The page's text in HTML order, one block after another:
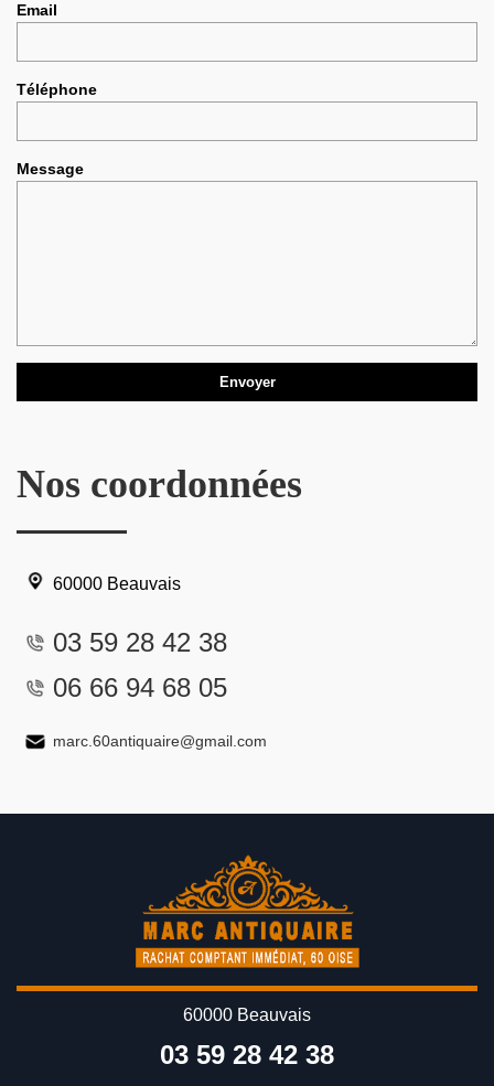
Email
Téléphone
Message
Nos coordonnées
60000 Beauvais
03 59 28 42 38
06 66 94 68 05
marc.60antiquaire@gmail.com
60000 Beauvais
03 59 28 42 38